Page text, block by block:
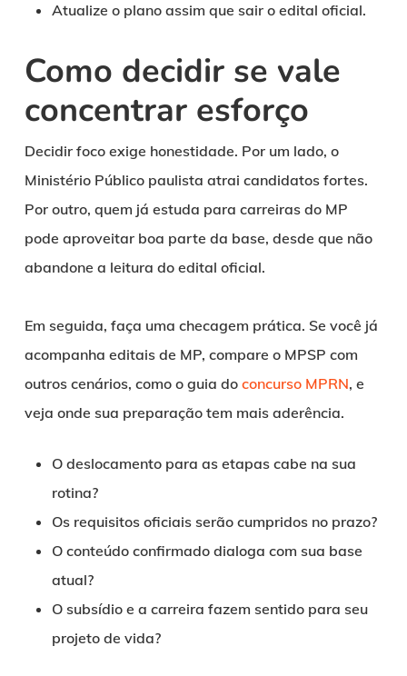
Atualize o plano assim que sair o edital oficial.
Como decidir se vale
concentrar esforço
Decidir foco exige honestidade. Por um lado, o
Ministério Público paulista atrai candidatos fortes.
Por outro, quem já estuda para carreiras do MP
pode aproveitar boa parte da base, desde que não
abandone a leitura do edital oficial.
Em seguida, faça uma checagem prática. Se você já
acompanha editais de MP, compare o MPSP com
outros cenários, como o guia do concurso MPRN, e
veja onde sua preparação tem mais aderência.
O deslocamento para as etapas cabe na sua
rotina?
Os requisitos oficiais serão cumpridos no prazo?
O conteúdo confirmado dialoga com sua base
atual?
O subsídio e a carreira fazem sentido para seu
projeto de vida?